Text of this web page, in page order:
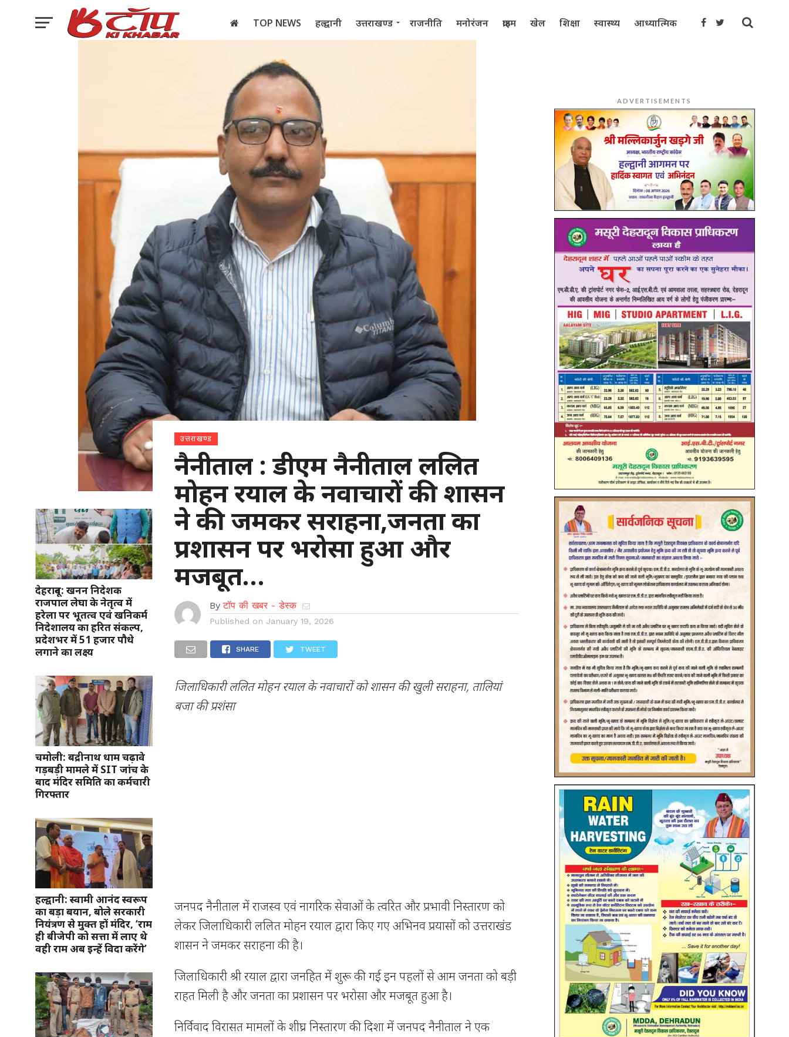
TOP NEWS हल्द्वानी उत्तराखण्ड राजनीति मनोरंजन क्राइम खेल शिक्षा स्वास्थ्य आध्यात्मिक
इलेक्शन 2022
देहरादून: खनन निदेशक
राजपाल लेघा के नेतृत्व में
हरेला पर भूतत्व एवं खनिकर्म
निदेशालय का हरित संकल्प,
प्रदेशभर में 51 हजार पौधे
लगाने का लक्ष्य
चमोली: बद्रीनाथ धाम चढ़ावे
गड़बड़ी मामले में SIT जांच के
बाद मंदिर समिति का कर्मचारी
गिरफ्तार
हल्द्वानी: स्वामी आनंद स्वरूप
का बड़ा बयान, बोले सरकारी
नियंत्रण से मुक्त हों मंदिर, ‘राम
ही बीजेपी को सत्ता में लाए थे
वही राम अब इन्हें विदा करेंगे’
उत्तराखण्ड
नैनीताल : डीएम नैनीताल ललित
मोहन रयाल के नवाचारों की शासन
ने की जमकर सराहना,जनता का
प्रशासन पर भरोसा हुआ और
मजबूत…
By टॉप की खबर - डेस्क
Published on January 19, 2026
SHARE TWEET
जिलाधिकारी ललित मोहन रयाल के नवाचारों को शासन की खुली सराहना, तालियां
बजा की प्रशंसा
जनपद नैनीताल में राजस्व एवं नागरिक सेवाओं के त्वरित और प्रभावी निस्तारण को
लेकर जिलाधिकारी ललित मोहन रयाल द्वारा किए गए अभिनव प्रयासों को उत्तराखंड
शासन ने जमकर सराहना की है।
जिलाधिकारी श्री रयाल द्वारा जनहित में शुरू की गई इन पहलों से आम जनता को बड़ी
राहत मिली है और जनता का प्रशासन पर भरोसा और मजबूत हुआ है।
निर्विवाद विरासत मामलों के शीघ्र निस्तारण की दिशा में जनपद नैनीताल ने एक
ADVERTISEMENTS